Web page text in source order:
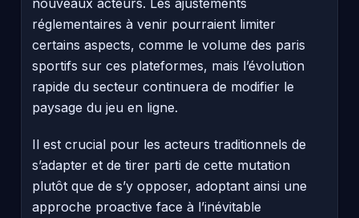
réglementaires à venir pourraient limiter
certains aspects, comme le volume des paris
sportifs sur ces plateformes, mais l’évolution
rapide du secteur continuera de modifier le
paysage du jeu en ligne.
Il est crucial pour les acteurs traditionnels de
s’adapter et de tirer parti de cette mutation
plutôt que de s’y opposer, adoptant ainsi une
approche proactive face à l’inévitable